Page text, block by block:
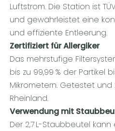
Luftstrom. Die Station ist
und gewährleistet eine
und effiziente Entleerung.
Zertifiziert für Allergiker
Das mehrstufige
bis zu 99,99 % der Partikel
Mikrometern. Getestet und
Rheinland.
Verwendung mit
Der 2,7 L-Staubbeutel